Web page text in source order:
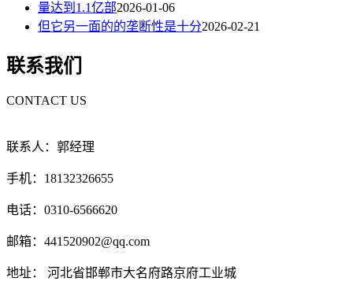
量达到1.1亿部2026-01-06
但它另一面的的垄断性是十分2026-02-21
联系我们
CONTACT US
联系人：郭经理
手机：18132326655
电话：0310-6566620
邮箱：441520902@qq.com
地址： 河北省邯郸市大名府路京府工业城